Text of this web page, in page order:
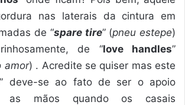
nas laterais da cintura em
de “spare tire” (pneu estepe)
de “love handles”
amor) . Acredite se quiser mas este
” deve-se ao fato de ser o apoio
as mãos quando os casais